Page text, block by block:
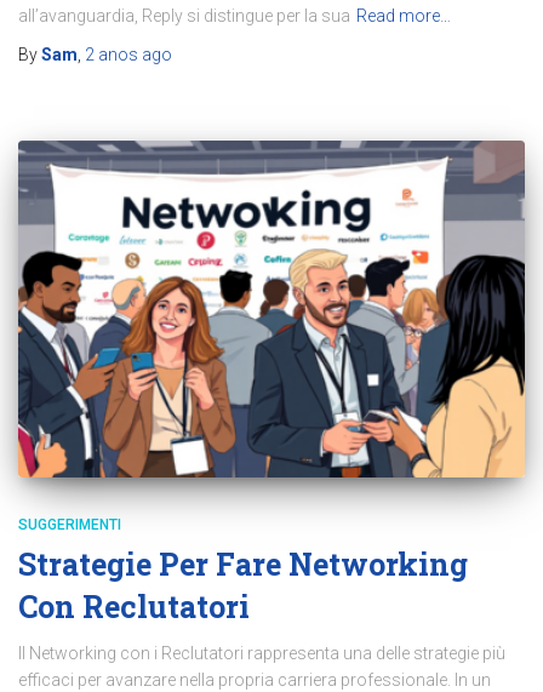
all’avanguardia, Reply si distingue per la sua Read more…
BySam 2 anos ago
SUGGERIMENTI
Strategie Per Fare Networking
Con Reclutatori
Il Networking con i Reclutatori rappresenta una delle strategie più
efficaci per avanzare nella propria carriera professionale. In un